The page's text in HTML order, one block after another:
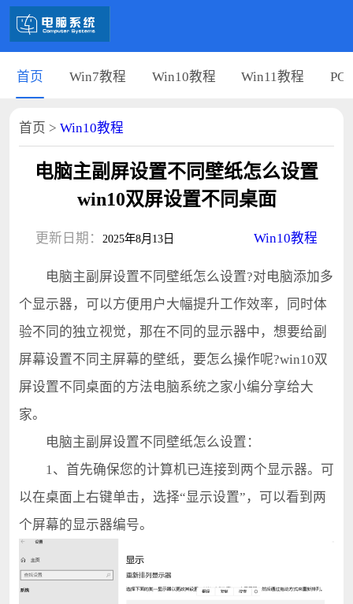
首页 Win7教程 Win10教程 Win11教程 PC
首页 > Win10教程
电脑主副屏设置不同壁纸怎么设置
win10双屏设置不同桌面
更新日期： 2025年8月13日 Win10教程
电脑主副屏设置不同壁纸怎么设置?对电脑添加多
个显示器，可以方便用户大幅提升工作效率，同时体
验不同的独立视觉，那在不同的显示器中，想要给副
屏幕设置不同主屏幕的壁纸，要怎么操作呢?win10双
屏设置不同桌面的方法电脑系统之家小编分享给大
家。
电脑主副屏设置不同壁纸怎么设置：
1、首先确保您的计算机已连接到两个显示器。可
以在桌面上右键单击，选择“显示设置”，可以看到两
个屏幕的显示器编号。